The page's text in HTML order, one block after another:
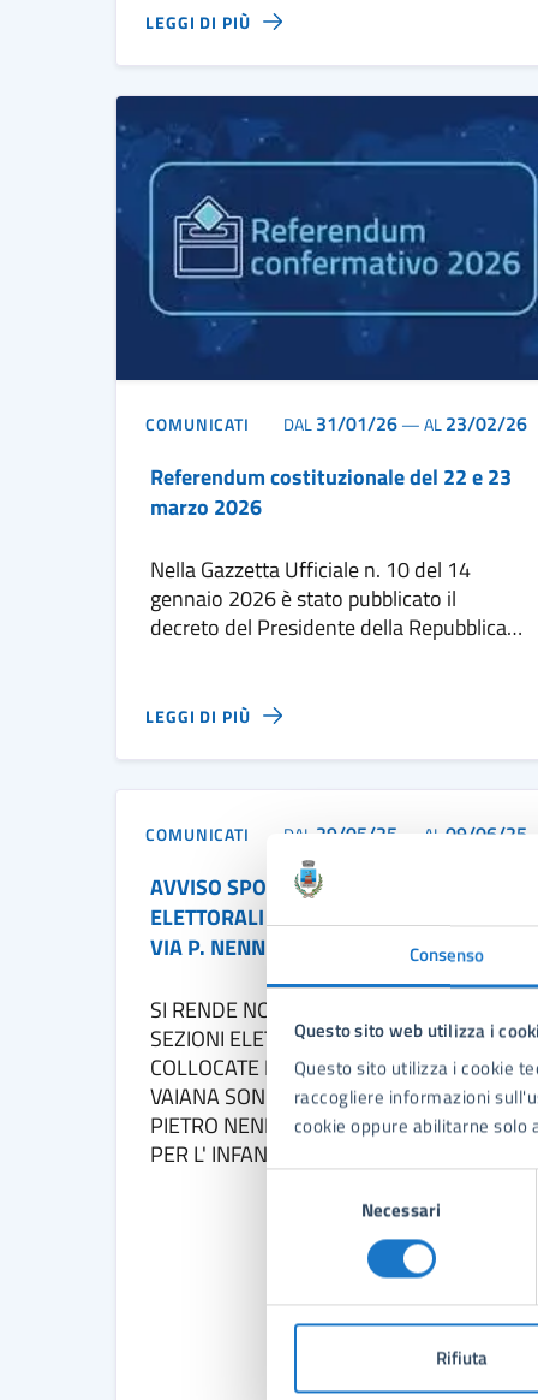
Consenso
Questo sito web utilizza i
Questo sito utilizza i cookie
raccogliere informazioni
cookie oppure abilitarne solo
Necessari
Rifiuta
LEGGI DI PIÙ
COMUNICATI DAL31/01/26—AL23/02/26
Referendum costituzionale del 22 e 23
marzo 2026
Nella Gazzetta Ufficiale n. 10 del 14
gennaio 2026 è stato pubblicato il
decreto del Presidente della Repubblica
lunedì 23 marzo 2026
LEGGI DI PIÙ
COMUNICATI DAL 29/05/25 AL 09/06/25
AVVISO SPOSTAMENTO SEDE SEGGI
ELETTORALI N° 5 E 6 DA VIA OLMI A
VIA P. NENNI- ELEZIONI REGIONALI DEL
12 E 13 OTTOBRE 2025
SI RENDE NOTO CHE LA SEDE DELLE
SEZIONI ELETTORALI N° 5 e 6 GIA'
COLLOCATE IN VIA OLMI 51 LOC. TA'
VAIANA SONO STATE TRASFERITE IN VIA
PIETRO NENNI 17 PRESSO LE SCUOLE
PER L' INFANZIA " CARANNA"